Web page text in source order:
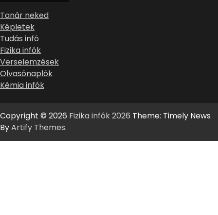
Tanár neked
Képletek
Tudás infó
Fizika infók
Verselemzések
Olvasónaplók
Kémia infók
Copyright © 2026 Fizika infók 2026 Theme: Timely News
ByArtify Themes.